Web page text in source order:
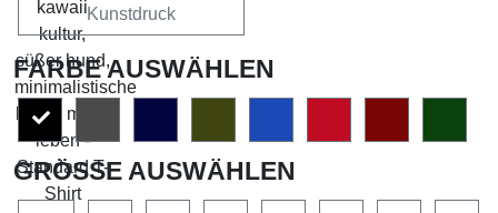
Kunstdruck
FARBE AUSWÄHLEN
GRÖSSE AUSWÄHLEN